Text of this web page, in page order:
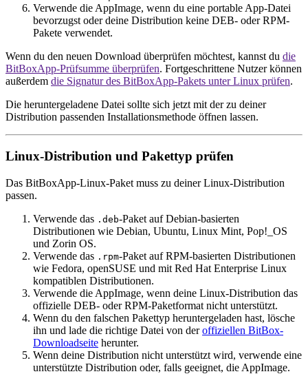
Verwende die AppImage, wenn du eine portable App-Datei
bevorzugst oder deine Distribution keine DEB- oder RPM-
Pakete verwendet.
Wenn du den neuen Download überprüfen möchtest, kannst du die
BitBoxApp-Prüfsumme überprüfen. Fortgeschrittene Nutzer können
außerdem die Signatur des BitBoxApp-Pakets unter Linux prüfen.
Die heruntergeladene Datei sollte sich jetzt mit der zu deiner
Distribution passenden Installationsmethode öffnen lassen.
Linux-Distribution und Pakettyp prüfen
Das BitBoxApp-Linux-Paket muss zu deiner Linux-Distribution
passen.
Verwende das .deb-Paket auf Debian-basierten
Distributionen wie Debian, Ubuntu, Linux Mint, Pop!_OS
und Zorin OS.
Verwende das .rpm-Paket auf RPM-basierten Distributionen
wie Fedora, openSUSE und mit Red Hat Enterprise Linux
kompatiblen Distributionen.
Verwende die AppImage, wenn deine Linux-Distribution das
offizielle DEB- oder RPM-Paketformat nicht unterstützt.
Wenn du den falschen Pakettyp heruntergeladen hast, lösche
ihn und lade die richtige Datei von deroffiziellen BitBox-
Downloadseite herunter.
Wenn deine Distribution nicht unterstützt wird, verwende eine
unterstützte Distribution oder, falls geeignet, die AppImage.